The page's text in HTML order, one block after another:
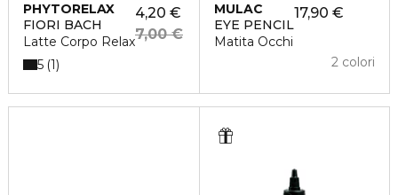
PHYTORELAX
FIORI BACH
Latte Corpo Relax
4,20 €
7,00 €
5 1
MULAC
EYE PENCIL
Matita Occhi
17,90 €
2 colori